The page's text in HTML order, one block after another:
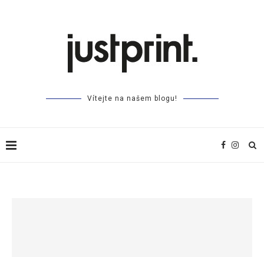
Vítejte na našem blogu!